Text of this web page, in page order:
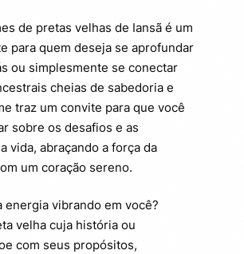
de pretas velhas de Iansã é um
para quem deseja se aprofundar
ou simplesmente se conectar
cheias de sabedoria e
traz um convite para que você
sobre os desafios e as
vida, abraçando a força da
um coração sereno.
energia vibrando em você?
velha cuja história ou
com seus propósitos,